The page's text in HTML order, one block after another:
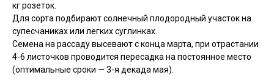
кг розеток.
Для сорта подбирают солнечный плодородный участок на
супесчаниках или легких суглинках.
Семена на рассаду высевают с конца марта, при отрастании
4-6 листочков проводится пересадка на постоянное место
(оптимальные сроки — 3-я декада мая).